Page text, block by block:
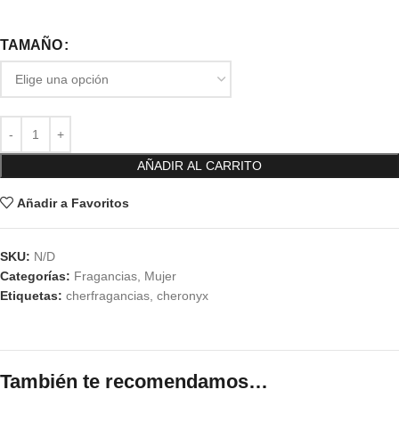
TAMAÑO
AÑADIR AL CARRITO
Añadir a Favoritos
SKU: N/D
Categorías: Fragancias Mujer
Etiquetas: cherfragancias cheronyx
También te recomendamos…